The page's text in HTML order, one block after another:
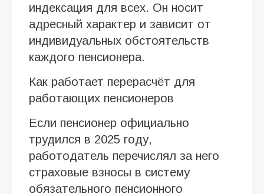
индексация для всех. Он носит
адресный характер и зависит от
индивидуальных обстоятельств
каждого пенсионера.
Как работает перерасчёт для
работающих пенсионеров
Если пенсионер официально
трудился в 2025 году,
работодатель перечислял за него
страховые взносы в систему
обязательного пенсионного